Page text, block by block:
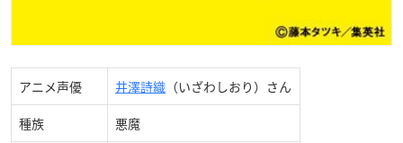
アニメ声優 井澤詩織 （いざわしおり）さん
種族 悪魔